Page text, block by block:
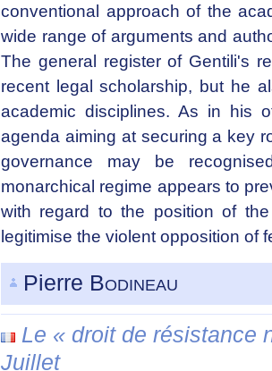
conventional approach of the
wide range of arguments and
The general register of Gentili's
recent legal scholarship, but he
academic disciplines. As in his
agenda aiming at securing a key
governance may be
monarchical regime appears to
with regard to the position of
legitimise the violent opposition of
Pierre Bodineau
Le « droit de résistance
Juillet